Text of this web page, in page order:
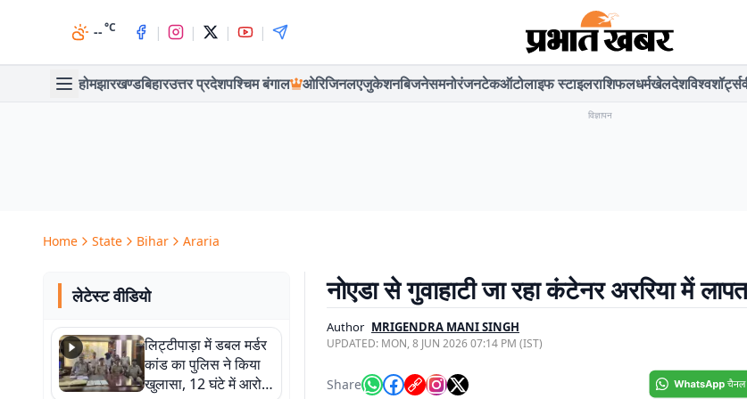
--°C | | | |
होमझारखण्डबिहारउत्तर प्रदेशपश्चिम बंगाल ओरिजिनलएजुकेशनबिजनेसमनोरंजनटेकऑटोलाइफ स्टाइलराशिफलधर्मखेलदेशविश्वशॉर्ट्स
विज्ञापन
Home State Bihar Araria
लेटेस्ट वीडियो
लिट्टीपाड़ा में डबल मर्डर
कांड का पुलिस ने किया
खुलासा, 12 घंटे में आरोपी
नोएडा से गुवाहाटी जा रहा कंटेनर अररिया में
Author MRIGENDRA MANI SINGH
UPDATED: MON, 8 JUN 2026 07:14 PM (IST)
Share